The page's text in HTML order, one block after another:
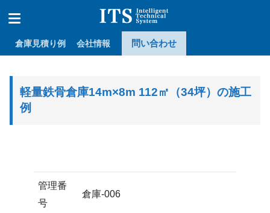
倉庫見積り例 会社情報 問い合わせ
軽量鉄骨倉庫14m×8m 112㎡（34坪）の施工
例
管理番
号
倉庫-006